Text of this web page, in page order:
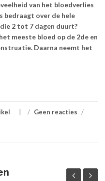
van het bloedverlies
bedraagt over de hele
2 tot 7 dagen duurt?
meeste bloed op de 2de en
Daarna neemt het
/ Geen reacties /